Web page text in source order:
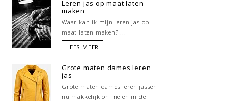
Leren jas op maat laten
maken
Waar kan ik mijn leren jas op
maat laten maken? ...
LEES MEER
Grote maten dames leren
jas
Grote maten dames leren jassen
nu makkelijk online en in de